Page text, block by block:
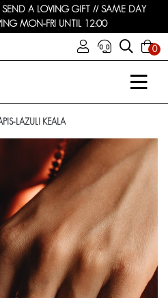
A LOVING GIFT // SAME DAY
MON-FRI UNTIL 12:00
0
LAZULI KEALA